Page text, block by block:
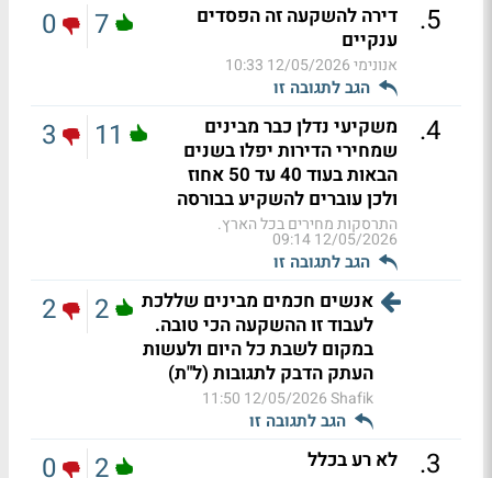
5
.
דירה להשקעה זה הפסדים
ענקיים
אנונימי12/05/2026 10:33
הגב לתגובה זו
7
0
4
.
משקיעי נדלן כבר מבינים
שמחירי הדירות יפלו בשנים
הבאות בעוד 40 עד 50 אחוז
ולכן עוברים להשקיע בבורסה
התרסקות מחירים בכל הארץ.
12/05/2026 09:14
הגב לתגובה זו
11
3
אנשים חכמים מבינים שללכת
לעבוד זו ההשקעה הכי טובה.
במקום לשבת כל היום ולעשות
העתק הדבק לתגובות (ל"ת)
Shafik
12/05/2026 11:50
הגב לתגובה זו
2
2
3
. לא רע בכלל 2
0